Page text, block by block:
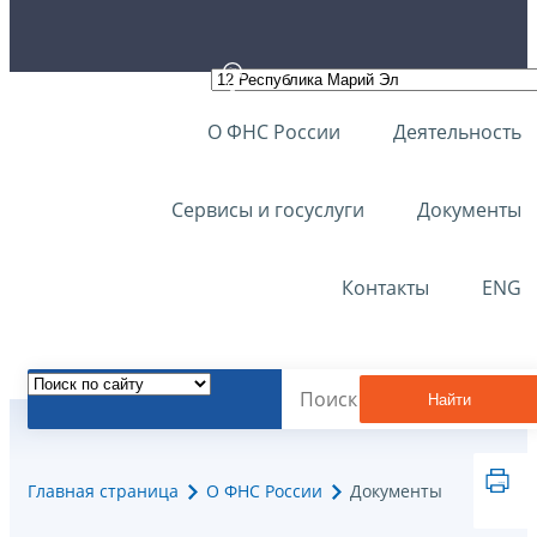
О ФНС России Деятельность
Сервисы и госуслуги Документы
Контакты ENG
Найти
Главная страница О ФНС России Документы